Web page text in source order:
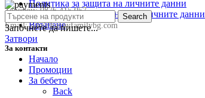
Политика за защита на личните данни
Политика за съхранение на личните данни
Връщане
За контакти
Телефон:0876 415 057
Email:sale@happyfamilybg.com
Search
Започнете да пишете...
Затвори
Начало
Промоции
За бебето
Back